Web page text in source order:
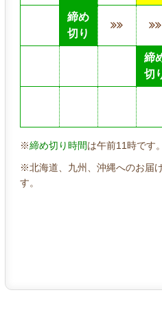
締め
切り
締
切
※締め切り時間は午前11時です。
※北海道、九州、沖縄へのお届
す。